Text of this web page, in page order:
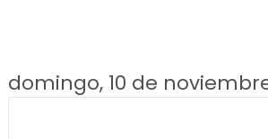
domingo, 10 de